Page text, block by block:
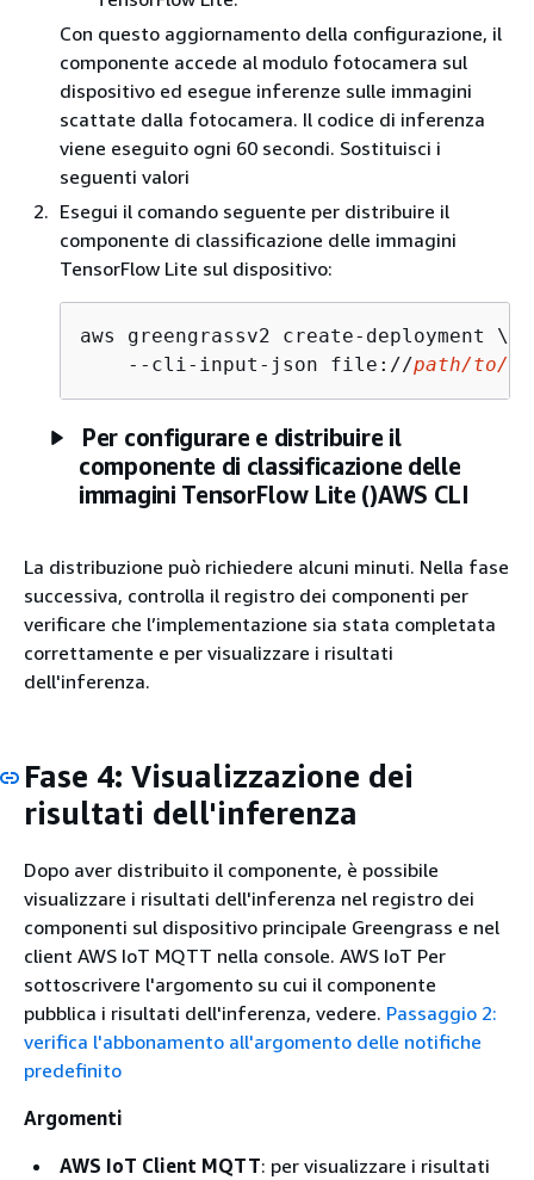
Con questo aggiornamento della configurazione, il
componente accede al modulo fotocamera sul
dispositivo ed esegue inferenze sulle immagini
scattate dalla fotocamera. Il codice di inferenza
viene eseguito ogni 60 secondi. Sostituisci i
seguenti valori
Esegui il comando seguente per distribuire il
componente di classificazione delle immagini
TensorFlow Lite sul dispositivo:
aws greengrassv2 create-deployment \
    --cli-input-json file://
path/to/
Per configurare e distribuire il
componente di classificazione delle
immagini TensorFlow Lite ()AWS CLI
La distribuzione può richiedere alcuni minuti. Nella fase
successiva, controlla il registro dei componenti per
verificare che l’implementazione sia stata completata
correttamente e per visualizzare i risultati
dell'inferenza.
Fase 4: Visualizzazione dei
risultati dell'inferenza
Dopo aver distribuito il componente, è possibile
visualizzare i risultati dell'inferenza nel registro dei
componenti sul dispositivo principale Greengrass e nel
client AWS IoT MQTT nella console. AWS IoT Per
sottoscrivere l'argomento su cui il componente
pubblica i risultati dell'inferenza, vedere. Passaggio 2:
verifica l'abbonamento all'argomento delle notifiche
predefinito
Argomenti
AWS IoT Client MQTT: per visualizzare i risultati